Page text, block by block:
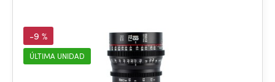
-9 %
ÚLTIMA UNIDAD